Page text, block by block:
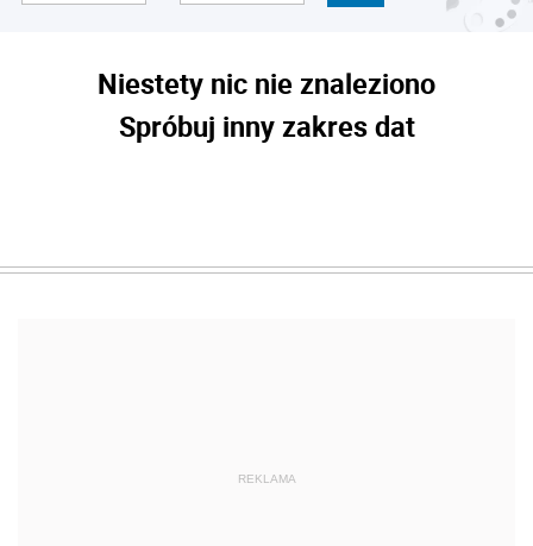
Niestety nic nie znaleziono
Spróbuj inny zakres dat
REKLAMA